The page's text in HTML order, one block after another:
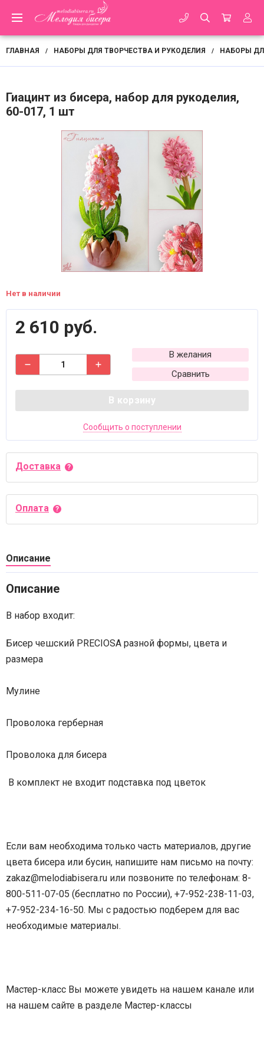
ГЛАВНАЯ / НАБОРЫ ДЛЯ ТВОРЧЕСТВА И РУКОДЕЛИЯ / НАБОРЫ
Гиацинт из бисера, набор для рукоделия,
60-017, 1 шт
Нет в наличии
2 610 руб.
В желания
Сравнить
В корзину
Сообщить о поступлении
Доставка
Оплата
Описание
Описание
В набор входит:
Бисер чешский PRECIOSA разной формы, цвета и
размера
Мулине
Проволока герберная
Проволока для бисера
В комплект не входит подставка под цветок
Если вам необходима только часть материалов, другие
цвета бисера или бусин, напишите нам письмо на почту:
zakaz@melodiabisera.ru или позвоните по телефонам: 8-
800-511-07-05 (бесплатно по России), +7-952-238-11-03,
+7-952-234-16-50. Мы с радостью подберем для вас
необходимые материалы.
Мастер-класс Вы можете увидеть на нашем канале или
на нашем сайте в разделе Мастер-классы